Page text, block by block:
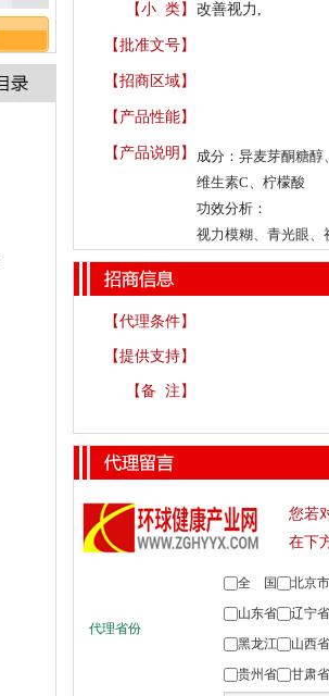
【小 类】 改善视力,
【批准文号】
【招商区域】
【产品性能】
【产品说明】 成分： 异麦芽酮糖醇
维生素C、柠檬酸
功效分析：
视力模糊、青光眼、
【代理条件】
【提供支持】
【备 注】
您若
在下